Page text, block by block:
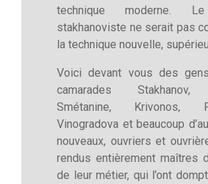
technique moderne. Le
stakhanoviste ne serait pas
la technique nouvelle,
Voici devant vous des
camarades Stakhanov,
Smétanine, Krivonos,
Vinogradova et beaucoup
nouveaux, ouvriers et
rendus entièrement maîtres
de leur métier, qui l’ont